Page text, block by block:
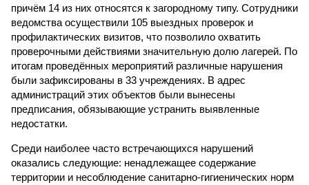
причём 14 из них относятся к загородному типу. Сотрудники
ведомства осуществили 105 выездных проверок и
профилактических визитов, что позволило охватить
проверочными действиями значительную долю лагерей. По
итогам проведённых мероприятий различные нарушения
были зафиксированы в 33 учреждениях. В адрес
администраций этих объектов были вынесены
предписания, обязывающие устранить выявленные
недостатки.
Среди наиболее часто встречающихся нарушений
оказались следующие: ненадлежащее содержание
территории и несоблюдение санитарно-гигиенических норм